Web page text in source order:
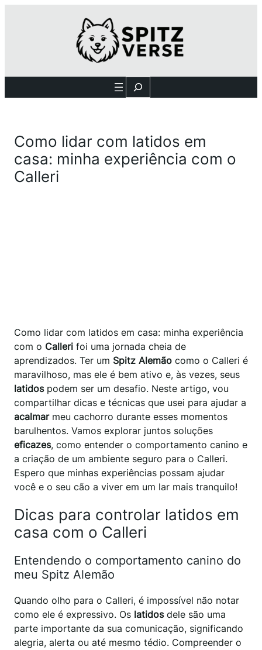
Search
Como lidar com latidos em
casa: minha experiência com o
Calleri
Como lidar com latidos em casa: minha experiência
com o Calleri foi uma jornada cheia de
aprendizados. Ter um Spitz Alemão como o Calleri é
maravilhoso, mas ele é bem ativo e, às vezes, seus
latidospodem ser um desafio. Neste artigo, vou
compartilhar dicas e técnicas que usei para ajudar a
acalmarmeu cachorro durante esses momentos
barulhentos. Vamos explorar juntos soluções
eficazes, como entender o comportamento canino e
a criação de um ambiente seguro para o Calleri.
Espero que minhas experiências possam ajudar
você e o seu cão a viver em um lar mais tranquilo!
Dicas para controlar latidos em
casa com o Calleri
Entendendo o comportamento canino do
meu Spitz Alemão
Quando olho para o Calleri, é impossível não notar
como ele é expressivo. Os latidosdele são uma
parte importante da sua comunicação, significando
alegria, alerta ou até mesmo tédio. Compreender o